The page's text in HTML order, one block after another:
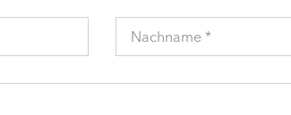
Nachname *